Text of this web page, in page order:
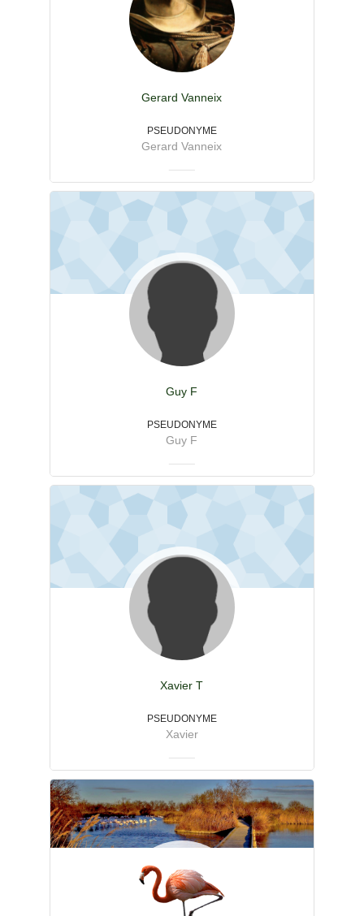
Gerard Vanneix
PSEUDONYME
Gerard Vanneix
Guy F
PSEUDONYME
Guy F
Xavier T
PSEUDONYME
Xavier